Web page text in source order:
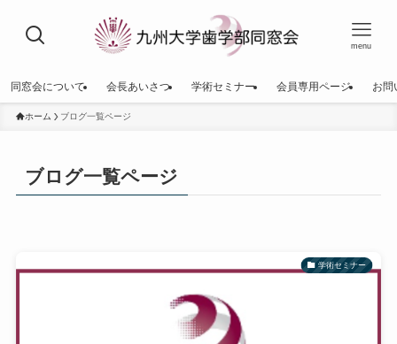
menu
同窓会について 会長あいさつ 学術セミナー 会員専用ページ お問
ホーム ブログ一覧ページ
ブログ一覧ページ
学術セミナー